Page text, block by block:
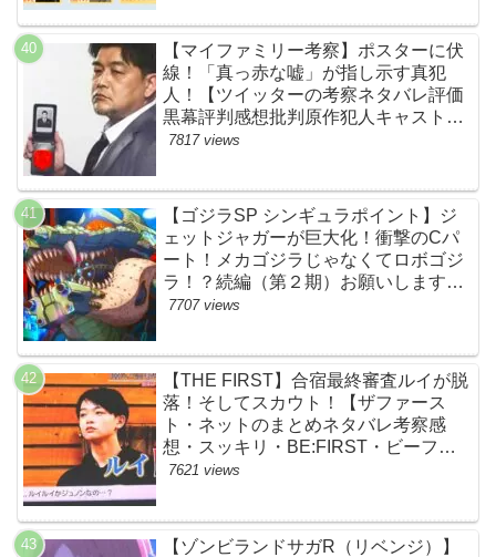
【マイファミリー考察】ポスターに伏
線！「真っ赤な嘘」が指し示す真犯
人！【ツイッターの考察ネタバレ評価
黒幕評判感想批判原作犯人キャスト脚
本あらすじ伏線まとめ・吉乃栄太郎】
7817 views
【ゴジラSP シンギュラポイント】ジ
ェットジャガーが巨大化！衝撃のCパ
ート！メカゴジラじゃなくてロボゴジ
ラ！？続編（第２期）お願いします！
【ネットの考察ネタバレ感想まとめ・
7707 views
【THE FIRST】合宿最終審査ルイが脱
落！そしてスカウト！【ザファース
ト・ネットのまとめネタバレ考察感
想・スッキリ・BE:FIRST・ビーファ
ースト】
7621 views
【ゾンビランドサガR（リベンジ）】